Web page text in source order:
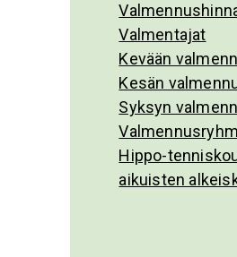
Valmentajat
Kevään
Kesän
Syksyn
Hippo-
aikuisten